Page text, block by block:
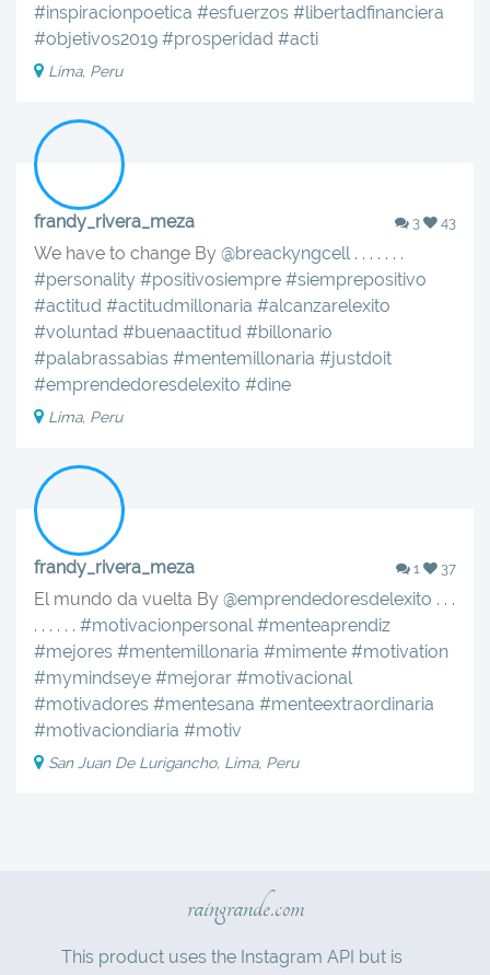
#inspiracionpoetica #esfuerzos #libertadfinanciera
#objetivos2019 #prosperidad #acti
Lima, Peru
frandy_rivera_meza 3 43
We have to change By @breackyngcell . . . . . . .
#personality #positivosiempre #siemprepositivo
#actitud #actitudmillonaria #alcanzarelexito
#voluntad #buenaactitud #billonario
#palabrassabias #mentemillonaria #justdoit
#emprendedoresdelexito #dine
Lima, Peru
frandy_rivera_meza 1 37
El mundo da vuelta By @emprendedoresdelexito . . .
. . . . . . #motivacionpersonal #menteaprendiz
#mejores #mentemillonaria #mimente #motivation
#mymindseye #mejorar #motivacional
#motivadores #mentesana #menteextraordinaria
#motivaciondiaria #motiv
San Juan De Lurigancho, Lima, Peru
raingrande.com
This product uses the Instagram API but is